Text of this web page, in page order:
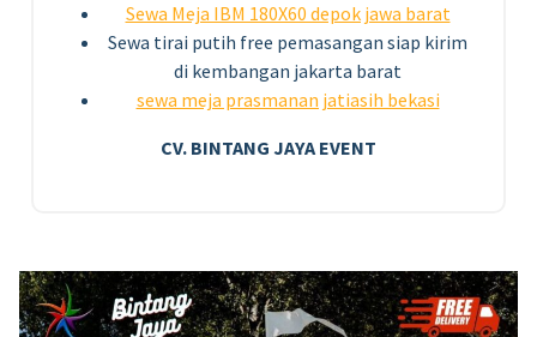
Sewa Meja IBM 180X60 depok jawa barat
Sewa tirai putih free pemasangan siap kirim
di kembangan jakarta barat
sewa meja prasmanan jatiasih bekasi
CV. BINTANG JAYA EVENT